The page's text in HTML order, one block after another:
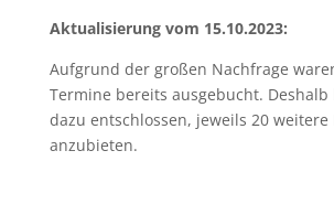
Aktualisierung vom 15.10.2023:
Aufgrund der großen Nachfrage
Termine bereits ausgebucht.
dazu entschlossen, jeweils 20 weitere
anzubieten.